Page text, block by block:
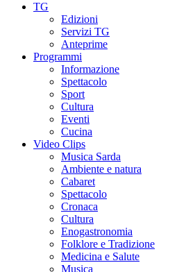
TG
Edizioni
Servizi TG
Anteprime
Programmi
Informazione
Spettacolo
Sport
Cultura
Eventi
Cucina
Video Clips
Musica Sarda
Ambiente e natura
Cabaret
Spettacolo
Cronaca
Cultura
Enogastronomia
Folklore e Tradizione
Medicina e Salute
Musica